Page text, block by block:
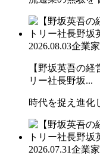
2026.08.03企業
【野坂英吾の
リー社長野坂...
時代を捉え進化
2026.07.31企業